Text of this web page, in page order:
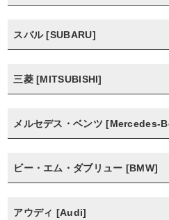
スバル [SUBARU]
三菱 [MITSUBISHI]
メルセデス・ベンツ [Mercedes-
ビー・エム・ダブリュー [BMW]
アウディ [Audi]